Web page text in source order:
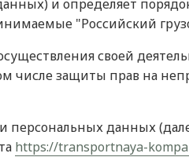
и определяет
"Российский
своей
числе защиты прав на
персональных данных
https://transportnaya-